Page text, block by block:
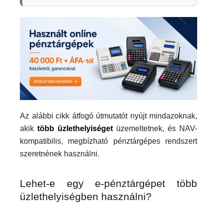
Az alábbi cikk átfogó útmutatót nyújt mindazoknak,
akik több üzlethelyiséget üzemeltetnek, és NAV-
kompatibilis, megbízható pénztárgépes rendszert
szeretnének használni.
Lehet-e egy e-pénztárgépet több
üzlethelyiségben használni?